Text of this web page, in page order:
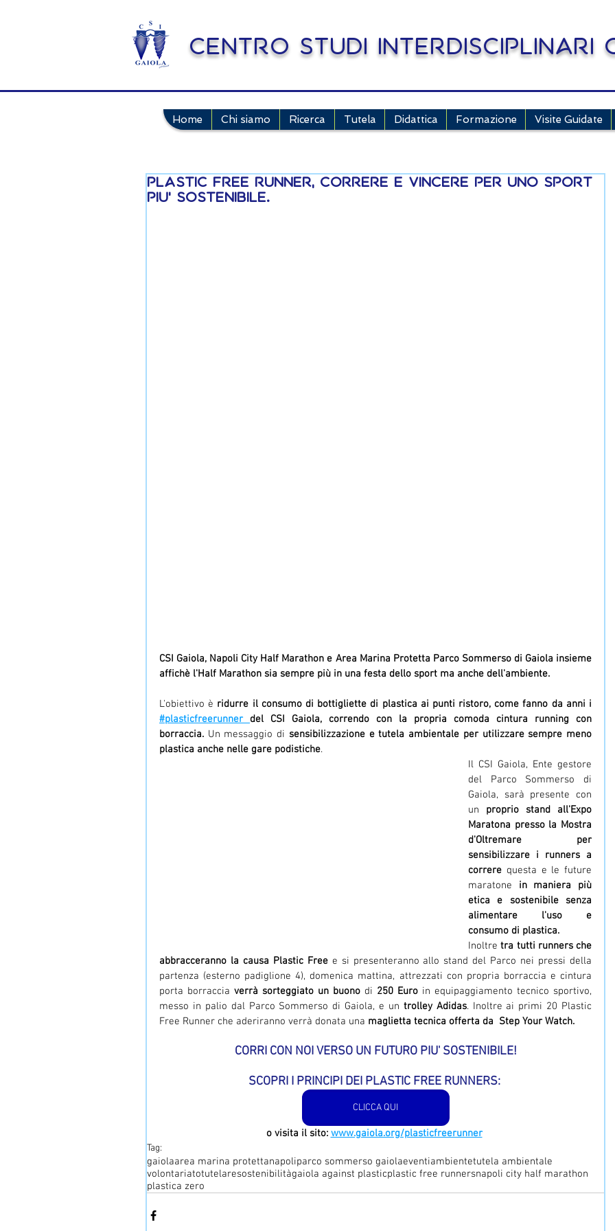
Centro Studi Interdisciplinari
Home Chi siamo Ricerca Tutela Didattica Formazione Visite Guidate
Plastic Free Runner, correre e vincere per uno sport
piu' sostenibile.
CSI Gaiola, Napoli City Half Marathon e Area Marina Protetta Parco Sommerso di Gaiola insieme
affichè l'Half Marathon sia sempre più in una festa dello sport ma anche dell'ambiente.
L'obiettivo è
#plasticfreerunner del CSI Gaiola, correndo con la propria comoda cintura running con
borraccia. Un messaggio di sensibilizzazione e tutela ambientale per utilizzare sempre meno
plastica anche nelle gare podistiche.
Il CSI Gaiola, Ente gestore
del Parco Sommerso di
Gaiola, sarà presente con
un proprio stand all'Expo
Maratona presso la Mostra
d'Oltremare per
sensibilizzare i runners a
correre questa e le future
maratone in maniera più
etica e sostenibile senza
alimentare l'uso e
consumo di plastica.
Inoltre tra tutti runners che
abbracceranno la causa Plastic Free e si presenteranno allo stand del Parco nei pressi della
partenza (esterno padiglione 4), domenica mattina, attrezzati con propria borraccia e cintura
porta borraccia verrà sorteggiato un buono di 250 Euro in equipaggiamento tecnico sportivo,
messo in palio dal Parco Sommerso di Gaiola, e un trolley Adidas. Inoltre ai primi 20 Plastic
Free Runner che aderiranno verrà donata una maglietta tecnica offerta da  Step Your Watch.
CORRI CON NOI VERSO UN FUTURO PIU' SOSTENIBILE!
SCOPRI I PRINCIPI DEI PLASTIC FREE RUNNERS:
CLICCA QUI
o visita il sito: www.gaiola.org/plasticfreerunner
Tag:
gaiolaarea marina protettanapoliparco sommerso gaiolaeventiambientetutela ambientale
volontariatotutelaresostenibilitàgaiola against plasticplastic free runnersnapoli city half marathon
plastica zero